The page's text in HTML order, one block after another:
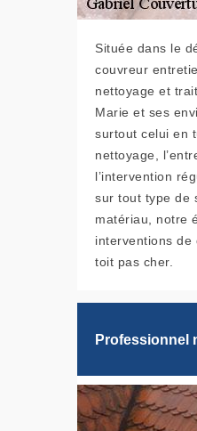
Située dans le
couvreur
nettoyage et
Marie et ses
surtout celui en
nettoyage,
l’intervention
sur tout type de
matériau, notre
interventions de
toit pas cher.
Professionnel